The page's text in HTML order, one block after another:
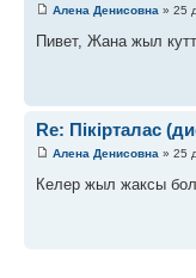
Алена Денисовна » 25
Пивет, Жана жыл
Re: Пікірталас
Алена Денисовна » 25
Келер жыл жаксы